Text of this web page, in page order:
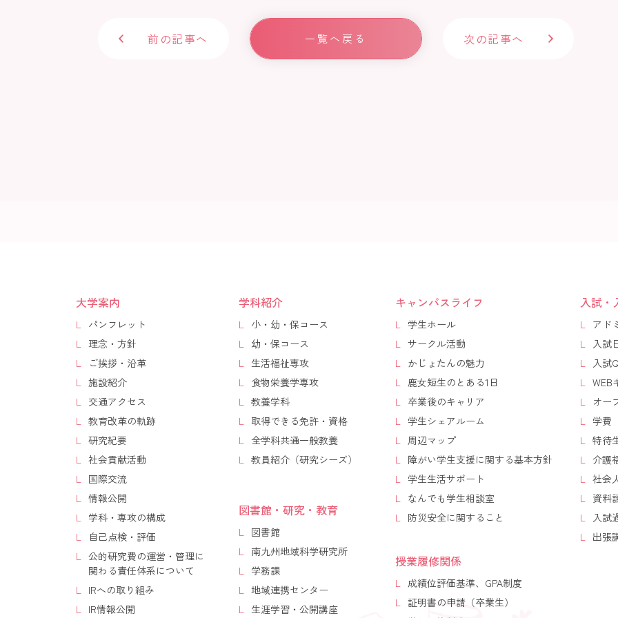
o
ok
一覧へ戻る
前の記事へ 次の記事へ
大学案内
パンフレット
理念・方針
ご挨拶・沿革
施設紹介
交通アクセス
教育改革の軌跡
研究紀要
社会貢献活動
国際交流
情報公開
学科・専攻の構成
自己点検・評価
公的研究費の運営・管理に
関わる責任体系について
IRへの取り組み
IR情報公開
学科紹介
小・幼・保コース
幼・保コース
生活福祉専攻
食物栄養学専攻
教養学科
取得できる免許・資格
全学科共通一般教養
教員紹介（研究シーズ）
図書館・研究・教育
図書館
南九州地域科学研究所
学務課
地域連携センター
生涯学習・公開講座
キャンパスライフ
学生ホール
サークル活動
かじょたんの魅力
鹿女短生のとある1日
卒業後のキャリア
学生シェアルーム
周辺マップ
障がい学生支援に関する基本方針
学生生活サポート
なんでも学生相談室
防災安全に関すること
授業履修関係
成績位評価基準、GPA制度
証明書の申請（卒業生）
入試・
アド
入試
入試
WEB
オー
学費
特待
介護
社会
資料
入試
出張